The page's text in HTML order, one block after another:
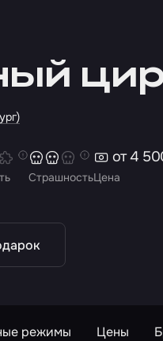
СтрашностьЦена
от 4
режимы Цены